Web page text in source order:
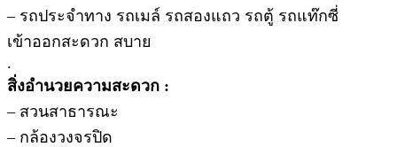
– รถประจำทาง รถเมล์ รถสองแถว รถตู้ รถแท๊กซี่
เข้าออกสะดวก สบาย
.
สิ่งอำนวยความสะดวก :
– สวนสาธารณะ
– กล้องวงจรปิด